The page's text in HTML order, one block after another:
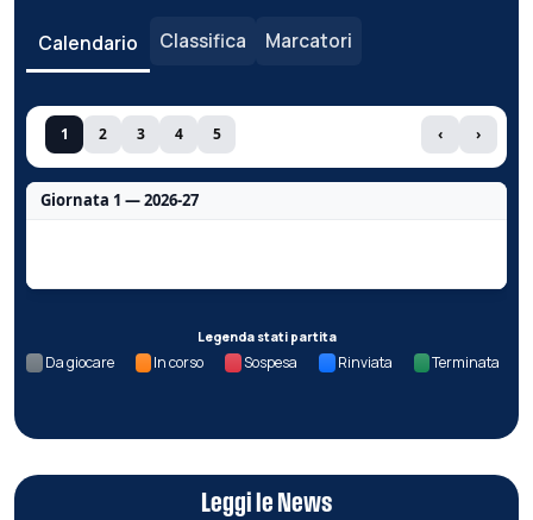
Calendario Classifica Marcatori
1 2 3 4 5 ‹ ›
Giornata 1 — 2026-27
Legenda stati partita
Da giocare In corso Sospesa Rinviata Terminata
Leggi le News